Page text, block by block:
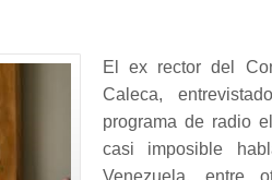
El ex rector del
Caleca,
programa de radio
casi imposible
Venezuela, entre